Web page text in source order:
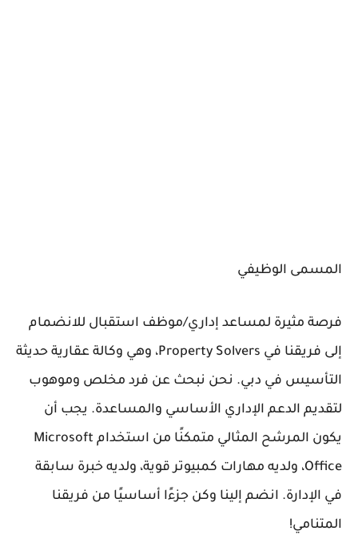
المسمى الوظيفي
فرصة مثيرة لمساعد إداري/موظف استقبال للانضمام
إلى فريقنا في Property Solvers، وهي وكالة عقارية حديثة
التأسيس في دبي. نحن نبحث عن فرد مخلص وموهوب
لتقديم الدعم الإداري الأساسي والمساعدة. يجب أن
يكون المرشح المثالي متمكنًا من استخدام Microsoft
Office، ولديه مهارات كمبيوتر قوية، ولديه خبرة سابقة
في الإدارة. انضم إلينا وكن جزءًا أساسيًا من فريقنا
المتنامي!